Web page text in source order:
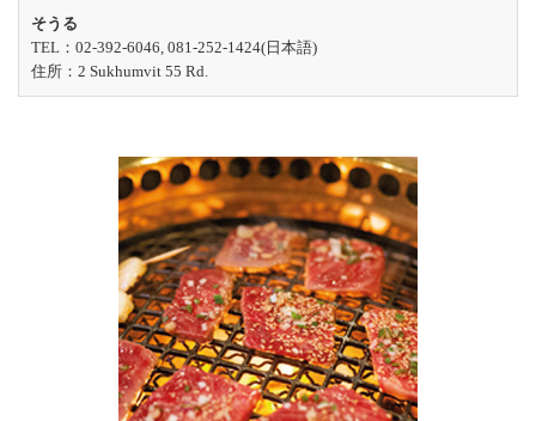
そうる
TEL：02-392-6046, 081-252-1424(日本語)
住所：2 Sukhumvit 55 Rd.